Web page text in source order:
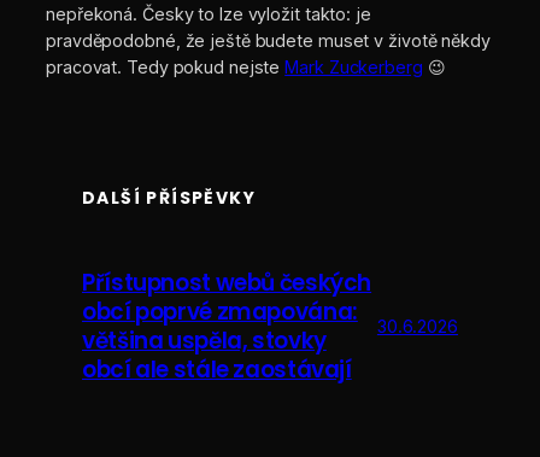
nepřekoná. Česky to lze vyložit takto: je
pravděpodobné, že ještě budete muset v životě někdy
pracovat. Tedy pokud nejsteMark Zuckerberg 😉
DALŠÍ PŘÍSPĚVKY
Přístupnost webů českých
obcí poprvé zmapována:
většina uspěla, stovky
obcí ale stále zaostávají
30.6.2026